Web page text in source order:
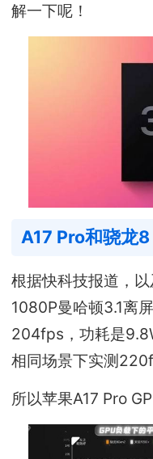
解一下呢！
A17 Pro和骁龙
根据快科技报道，
1080P曼哈顿3.1离
204fps，功耗是
相同场景下实测
所以苹果A17 Pro